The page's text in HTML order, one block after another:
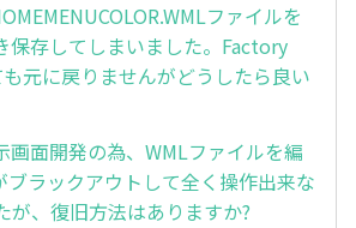
ファイルを
保存してしまいました。Factory
元に戻りませんがどうしたら良い
画面開発の為、WMLファイルを編
ブラックアウトして全く操作出来な
が、復旧方法はありますか?